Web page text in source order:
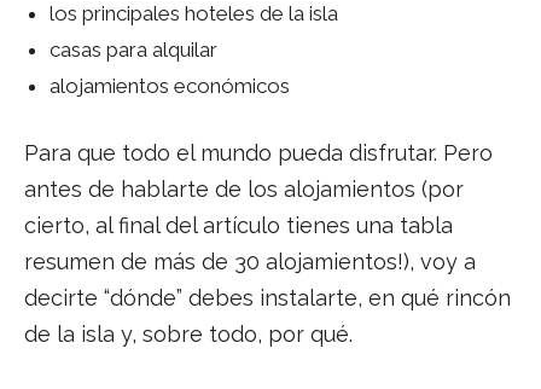
los principales hoteles de la isla
casas para alquilar
alojamientos económicos
Para que todo el mundo pueda disfrutar. Pero
antes de hablarte de los alojamientos (por
cierto, al final del artículo tienes una tabla
resumen de más de 30 alojamientos!), voy a
decirte “dónde” debes instalarte, en qué rincón
de la isla y, sobre todo, por qué.